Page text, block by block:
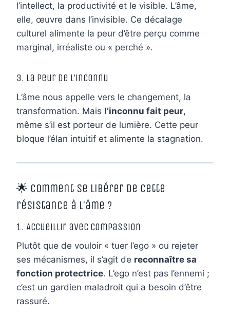
l’intellect, la productivité et le visible. L’âme,
elle, œuvre dans l’invisible. Ce décalage
culturel alimente la peur d’être perçu comme
marginal, irréaliste ou « perché ».
3. La peur de l’inconnu
L’âme nous appelle vers le changement, la
transformation. Mais l’inconnu fait peur,
même s’il est porteur de lumière. Cette peur
bloque l’élan intuitif et alimente la stagnation.
🌟 Comment se libérer de cette
résistance à l’âme ?
1. Accueillir avec compassion
Plutôt que de vouloir « tuer l’ego » ou rejeter
ses mécanismes, il s’agit de reconnaître sa
fonction protectrice. L’ego n’est pas l’ennemi ;
c’est un gardien maladroit qui a besoin d’être
rassuré.